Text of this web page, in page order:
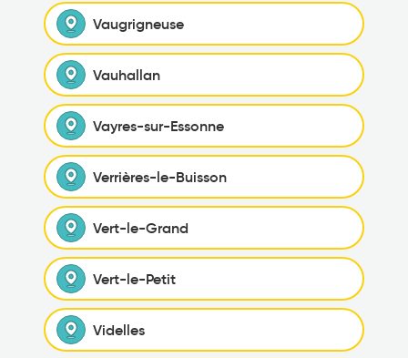
Vaugrigneuse
Vauhallan
Vayres-sur-Essonne
Verrières-le-Buisson
Vert-le-Grand
Vert-le-Petit
Videlles